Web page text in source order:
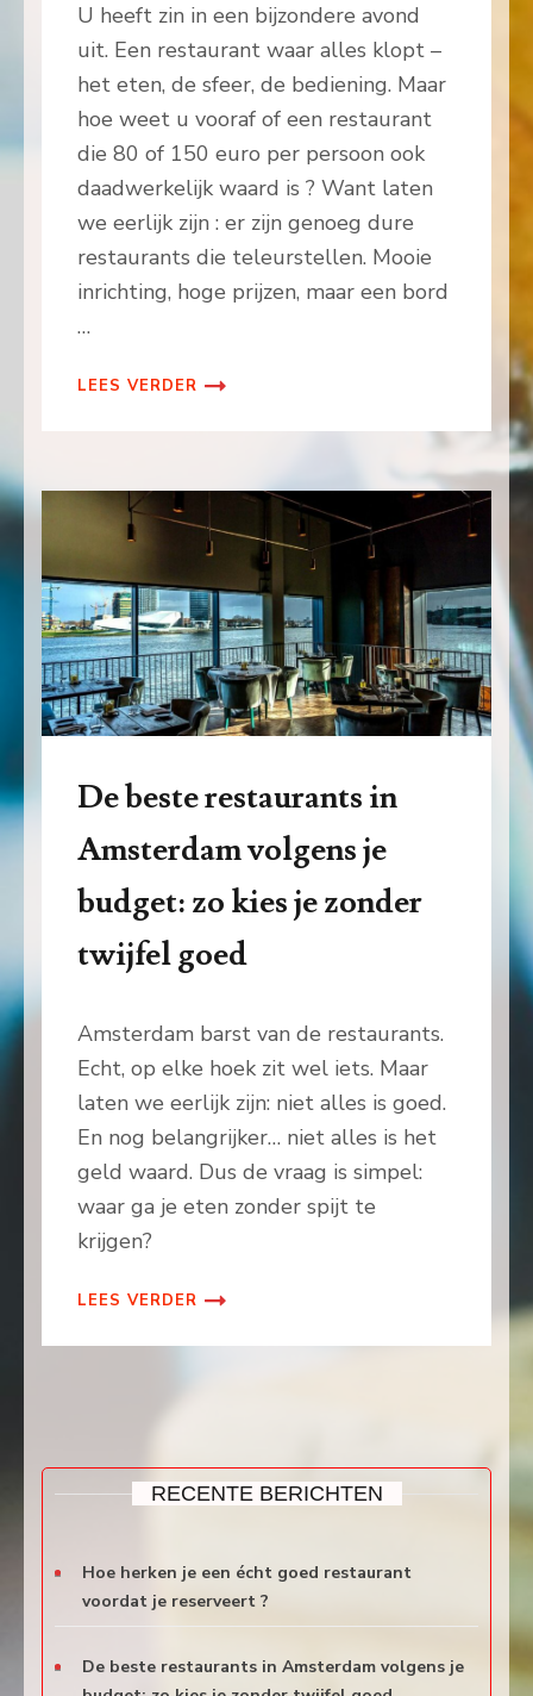
U heeft zin in een bijzondere avond
uit. Een restaurant waar alles klopt –
het eten, de sfeer, de bediening. Maar
hoe weet u vooraf of een restaurant
die 80 of 150 euro per persoon ook
daadwerkelijk waard is ? Want laten
we eerlijk zijn : er zijn genoeg dure
restaurants die teleurstellen. Mooie
inrichting, hoge prijzen, maar een bord
…
LEES VERDER
De beste restaurants in
Amsterdam volgens je
budget: zo kies je zonder
twijfel goed
Amsterdam barst van de restaurants.
Echt, op elke hoek zit wel iets. Maar
laten we eerlijk zijn: niet alles is goed.
En nog belangrijker… niet alles is het
geld waard. Dus de vraag is simpel:
waar ga je eten zonder spijt te
krijgen?
LEES VERDER
RECENTE BERICHTEN
Hoe herken je een écht goed restaurant
voordat je reserveert ?
De beste restaurants in Amsterdam volgens je